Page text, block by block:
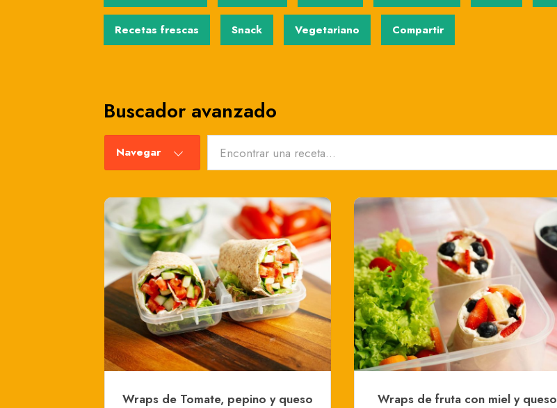
Recetas frescas Snack Vegetariano Compartir
Buscador avanzado
Navegar
Wraps de Tomate, pepino y queso
Wraps de fruta con miel y queso